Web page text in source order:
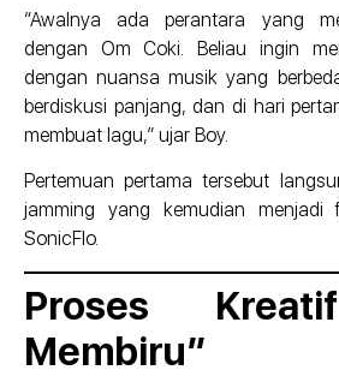
“Awalnya ada perantara yang
dengan Om Coki. Beliau ingin
dengan nuansa musik yang
berdiskusi panjang, dan di hari
membuat lagu,” ujar Boy.
Pertemuan pertama tersebut
jamming yang kemudian menjadi
SonicFlo.
Proses
Membiru”